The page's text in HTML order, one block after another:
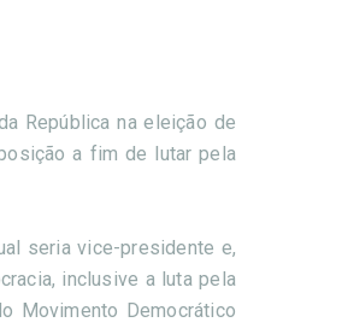
República na eleição de
a fim de lutar pela
seria vice-presidente e,
inclusive a luta pela
Movimento Democrático